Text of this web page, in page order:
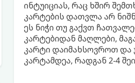
ინტუიციას, რაც ხშირ
კარტების დათვლა არ
ეს ნიჭი თუ გაქვთ
კარტებიდან მაღლები,
კარტი დაიმახსოვროთ და
კარტამდეა, რადგან 2-4